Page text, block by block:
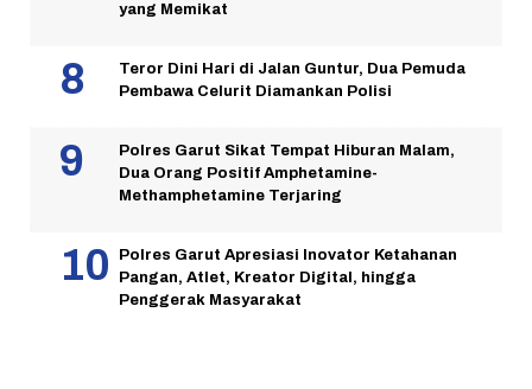
yang Memikat
Teror Dini Hari di Jalan Guntur, Dua Pemuda
Pembawa Celurit Diamankan Polisi
Polres Garut Sikat Tempat Hiburan Malam,
Dua Orang Positif Amphetamine-
Methamphetamine Terjaring
Polres Garut Apresiasi Inovator Ketahanan
Pangan, Atlet, Kreator Digital, hingga
Penggerak Masyarakat